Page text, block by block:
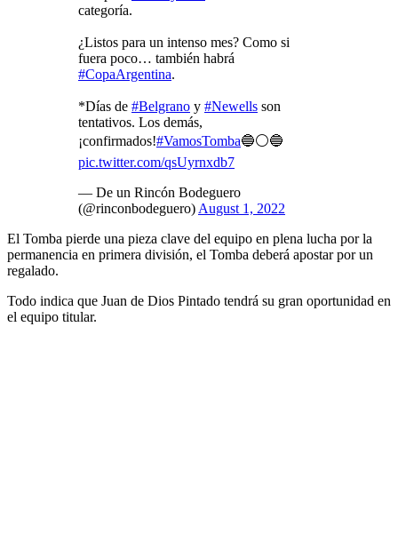
categoría.
¿Listos para un intenso mes? Como si
fuera poco… también habrá
#CopaArgentina.
*Días de #Belgrano y #Newells son
tentativos. Los demás,
¡confirmados!#VamosTomba🔵⚪🔵
pic.twitter.com/qsUyrnxdb7
— De un Rincón Bodeguero
(@rinconbodeguero)August 1, 2022
El Tomba pierde una pieza clave del equipo en plena lucha por la
permanencia en primera división, el Tomba deberá apostar por un
regalado.
Todo indica que Juan de Dios Pintado tendrá su gran oportunidad en
el equipo titular.